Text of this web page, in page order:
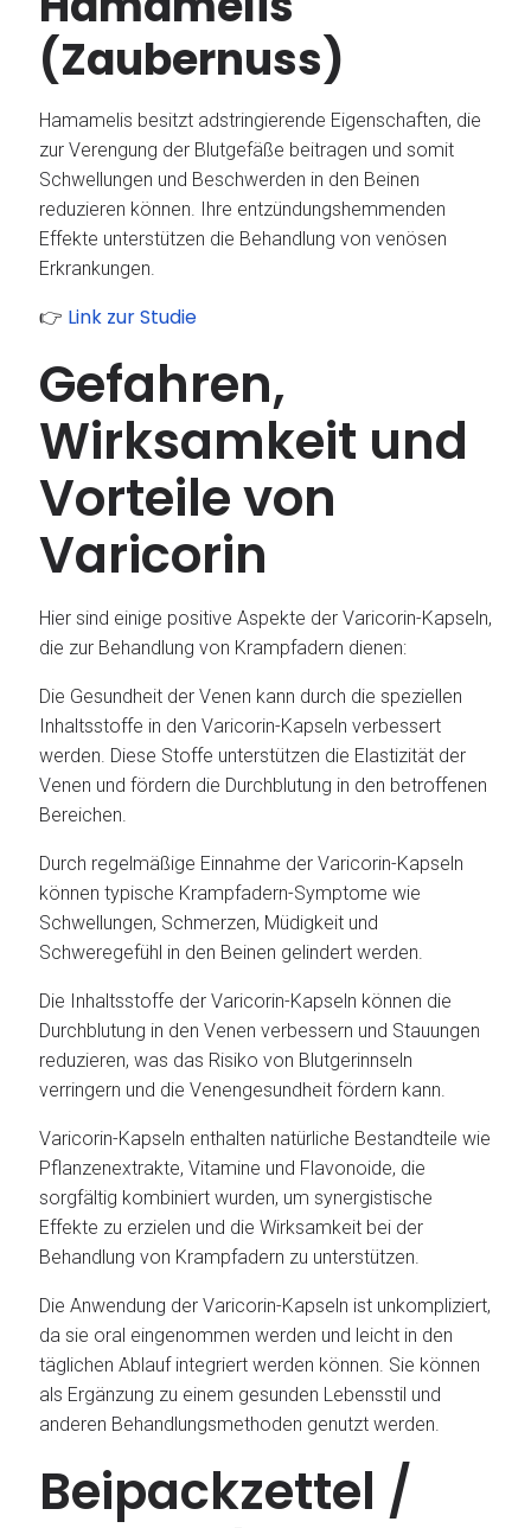
(Zaubernuss)
Hamamelis besitzt adstringierende Eigenschaften, die
zur Verengung der Blutgefäße beitragen und somit
Schwellungen und Beschwerden in den Beinen
reduzieren können. Ihre entzündungshemmenden
Effekte unterstützen die Behandlung von venösen
Erkrankungen.
👉 Link zur Studie
Gefahren,
Wirksamkeit und
Vorteile von
Varicorin
Hier sind einige positive Aspekte der Varicorin-Kapseln,
die zur Behandlung von Krampfadern dienen:
Die Gesundheit der Venen kann durch die speziellen
Inhaltsstoffe in den Varicorin-Kapseln verbessert
werden. Diese Stoffe unterstützen die Elastizität der
Venen und fördern die Durchblutung in den betroffenen
Bereichen.
Durch regelmäßige Einnahme der Varicorin-Kapseln
können typische Krampfadern-Symptome wie
Schwellungen, Schmerzen, Müdigkeit und
Schweregefühl in den Beinen gelindert werden.
Die Inhaltsstoffe der Varicorin-Kapseln können die
Durchblutung in den Venen verbessern und Stauungen
reduzieren, was das Risiko von Blutgerinnseln
verringern und die Venengesundheit fördern kann.
Varicorin-Kapseln enthalten natürliche Bestandteile wie
Pflanzenextrakte, Vitamine und Flavonoide, die
sorgfältig kombiniert wurden, um synergistische
Effekte zu erzielen und die Wirksamkeit bei der
Behandlung von Krampfadern zu unterstützen.
Die Anwendung der Varicorin-Kapseln ist unkompliziert,
da sie oral eingenommen werden und leicht in den
täglichen Ablauf integriert werden können. Sie können
als Ergänzung zu einem gesunden Lebensstil und
anderen Behandlungsmethoden genutzt werden.
Beipackzettel /